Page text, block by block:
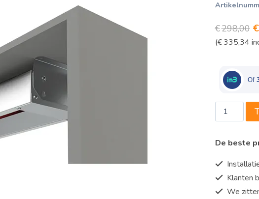
€298,00 €
(€335,34
Of
CaterChef
(ster)
aantal
De beste
Klanten
We